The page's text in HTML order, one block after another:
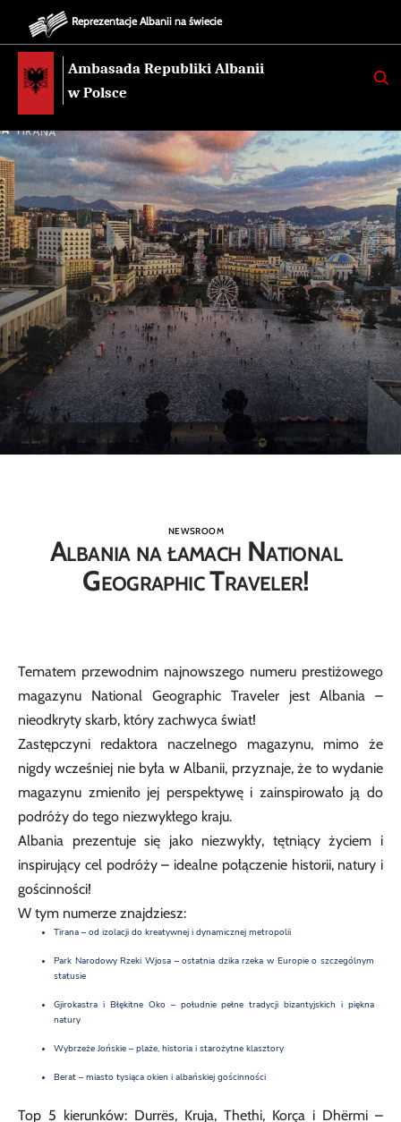
Reprezentacje Albanii na świecie
Ambasada Republiki Albanii
w Polsce
K
E
NEWSROOM
Albania na łamach National
Geographic Traveler!
Tematem przewodnim najnowszego numeru prestiżowego
magazynu National Geographic Traveler jest Albania –
nieodkryty skarb, który zachwyca świat!
Zastępczyni redaktora naczelnego magazynu, mimo że
nigdy wcześniej nie była w Albanii, przyznaje, że to wydanie
magazynu zmieniło jej perspektywę i zainspirowało ją do
podróży do tego niezwykłego kraju.
Albania prezentuje się jako niezwykły, tętniący życiem i
inspirujący cel podróży – idealne połączenie historii, natury i
gościnności!
W tym numerze znajdziesz:
Tirana – od izolacji do kreatywnej i dynamicznej metropolii
Park Narodowy Rzeki Wjosa – ostatnia dzika rzeka w Europie o szczególnym
statusie
Gjirokastra i Błękitne Oko – południe pełne tradycji bizantyjskich i piękna
natury
Wybrzeże Jońskie – plaże, historia i starożytne klasztory
Berat – miasto tysiąca okien i albańskiej gościnności
Top 5 kierunków: Durrës, Kruja, Thethi, Korça i Dhërmi –